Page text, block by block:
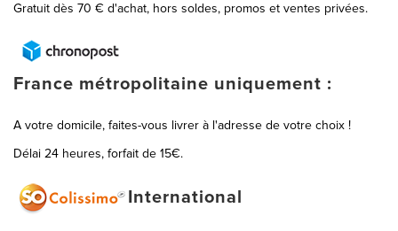
Gratuit dès 70 € d'achat, hors soldes, promos et ventes privées.
France métropolitaine uniquement :
A votre domicile, faites-vous livrer à l'adresse de votre choix !
Délai 24 heures, forfait de 15€.
International